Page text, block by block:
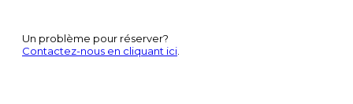
Un problème pour réserver?
Contactez-nous en cliquant ici